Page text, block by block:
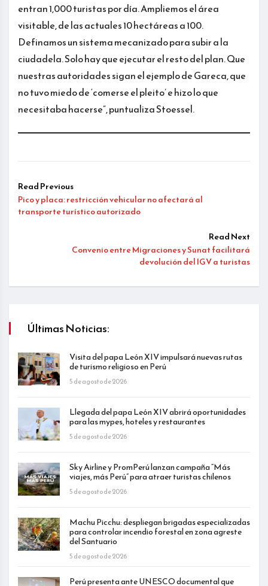
entran 1,000 turistas por día. Ampliemos el área
visitable, de las actuales 10 hectáreas a 100.
Definamos un sistema mecanizado para subir a la
ciudadela. Solo hay que ejecutar el resto del plan. Que
nuestras autoridades sigan el ejemplo de Gareca, que
no tuvo miedo de ‘comerse el pleito’ e hizo lo que
necesitaba hacerse”, puntualiza Stoessel.
Read Previous
Pico y placa: restricción vehicular no afectará al
transporte turístico autorizado
Read Next
Convenio entre Migraciones y Sunat facilitará
devolución del IGV a turistas
Últimas Noticias:
Visita del papa León XIV impulsará nuevas rutas
de turismo religioso en Perú
5 de agosto de 2026
Llegada del papa León XIV abrirá oportunidades
para las mypes, hoteles y restaurantes
5 de agosto de 2026
Sky Airline y PromPerú lanzan campaña “Más
viajes, más Perú” para atraer turistas chilenos
5 de agosto de 2026
Machu Picchu: despliegan brigadas especializadas
para controlar incendio forestal en zona agreste
del Santuario
5 de agosto de 2026
Perú presenta ante UNESCO documental que